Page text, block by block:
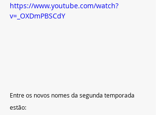
https://www.youtube.com/watch?
v=_OXDmPBSCdY
Entre os novos nomes da segunda temporada
estão: